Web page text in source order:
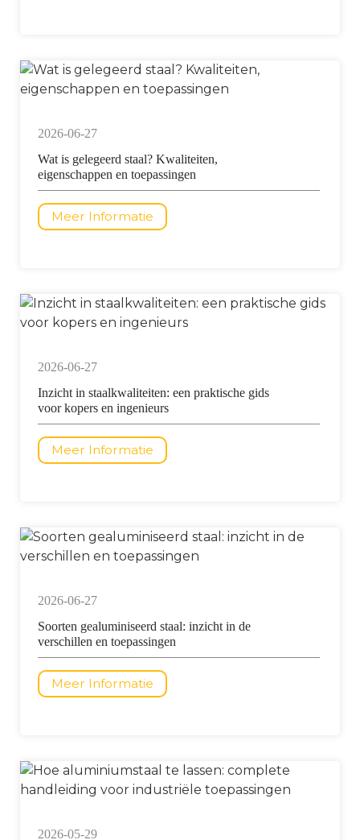
2026-06-27
Wat is gelegeerd staal? Kwaliteiten,
eigenschappen en toepassingen
Meer Informatie
2026-06-27
Inzicht in staalkwaliteiten: een praktische gids
voor kopers en ingenieurs
Meer Informatie
2026-06-27
Soorten gealuminiseerd staal: inzicht in de
verschillen en toepassingen
Meer Informatie
2026-05-29